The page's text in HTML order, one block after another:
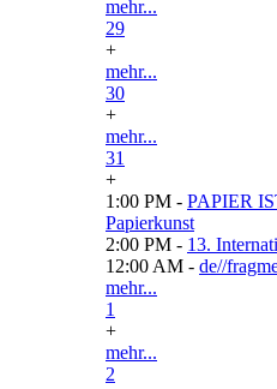
mehr...
29
+
mehr...
30
+
mehr...
31
+
1:00 PM - PAPIER
Papierkunst
2:00 PM - 13.
12:00 AM - de//
mehr...
1
+
mehr...
2